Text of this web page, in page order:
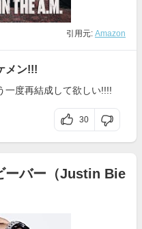
引用元: Amazon
メン!!!
一度再結成して欲しい!!!!
30
ーバー（Justin Bie